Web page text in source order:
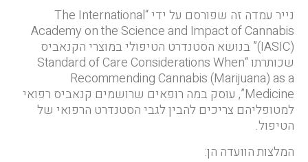
נייר עמדה זה שפורסם על ידי “The International
Academy on the Science and Impact of Cannabis
(IASIC)” בנושא הסטנדרט הטיפולי במוצרי הקנאביס
שכותרתו “Standard of Care Considerations When
Recommending Cannabis (Marijuana) as a
Medicine”, עוסק במה רופאים שרושמים קנאביס רפואי
למטופליהם צריכים להבין לגבי הסטנדרט הרפואי של
הטיפול.
המלצות הוועדה הן: